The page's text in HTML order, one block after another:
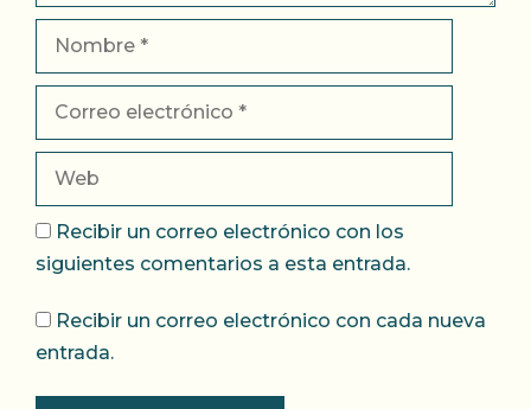
electrónico
Recibir un correo electrónico con los
siguientes comentarios a esta entrada.
Recibir un correo electrónico con cada nueva
entrada.